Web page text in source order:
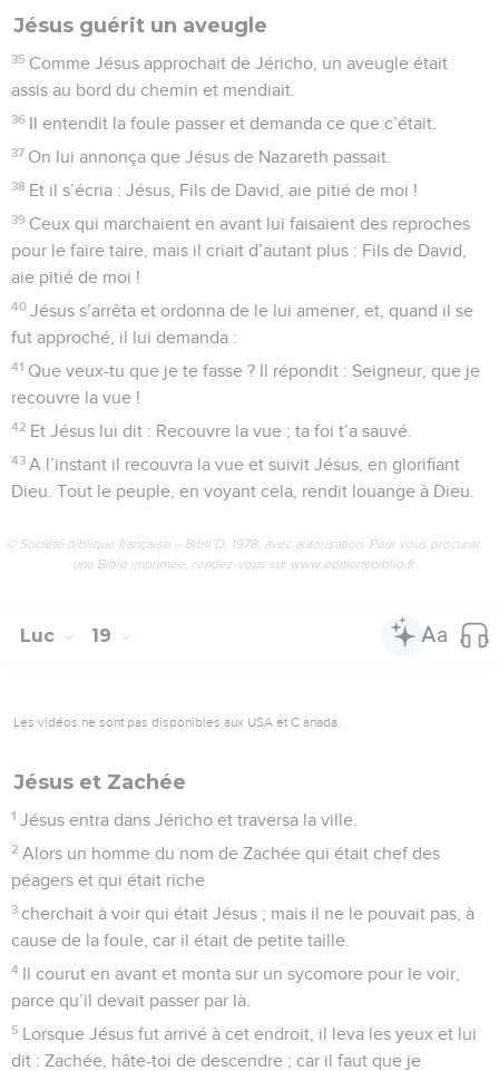
Jésus guérit un aveugle
35 Comme Jésus approchait de Jéricho, un aveugle était
assis au bord du chemin et mendiait.
36 Il entendit la foule passer et demanda ce que c’était.
37 On lui annonça que Jésus de Nazareth passait.
38 Et il s’écria : Jésus, Fils de David, aie pitié de moi !
39 Ceux qui marchaient en avant lui faisaient des reproches
pour le faire taire, mais il criait d’autant plus : Fils de David,
aie pitié de moi !
40 Jésus s’arrêta et ordonna de le lui amener, et, quand il se
fut approché, il lui demanda :
41 Que veux-tu que je te fasse ? Il répondit : Seigneur, que je
recouvre la vue !
42 Et Jésus lui dit : Recouvre la vue ; ta foi t’a sauvé.
43 A l’instant il recouvra la vue et suivit Jésus, en glorifiant
Dieu. Tout le peuple, en voyant cela, rendit louange à Dieu.
© Société biblique française – Bibli’O, 1978, avec autorisation. Pour vous procurer
une Bible imprimée, rendez-vous sur www.editionsbiblio.fr
Luc 19
Les vidéos ne sont pas disponibles aux USA et C anada.
Jésus et Zachée
1 Jésus entra dans Jéricho et traversa la ville.
2 Alors un homme du nom de Zachée qui était chef des
péagers et qui était riche
3 cherchait à voir qui était Jésus ; mais il ne le pouvait pas, à
cause de la foule, car il était de petite taille.
4 Il courut en avant et monta sur un sycomore pour le voir,
parce qu’il devait passer par là.
5 Lorsque Jésus fut arrivé à cet endroit, il leva les yeux et lui
dit : Zachée, hâte-toi de descendre ; car il faut que je